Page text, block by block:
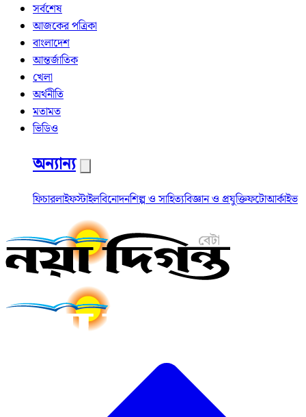
সর্বশেষ
আজকের পত্রিকা
বাংলাদেশ
আন্তর্জাতিক
খেলা
অর্থনীতি
মতামত
ভিডিও
অন্যান্য
ফিচারলাইফস্টাইলবিনোদনশিল্প ও সাহিত্যবিজ্ঞান ও প্রযুক্তিফটোআর্কাইভ